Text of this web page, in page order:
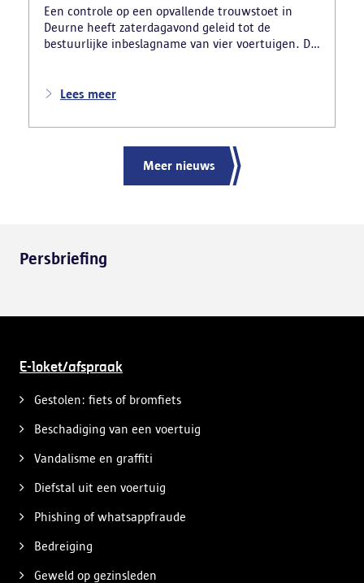
Een controle op een opvallende trouwstoet in
Deurne heeft zaterdagavond geleid tot de
bestuurlijke inbeslagname van vier voertuigen. De
nadat meerdere weggebruikers melding hadden
ernstige verkeershinder die dat als gevolg had.
Lees meer
Meer nieuws
Persbriefing
E-loket/afspraak
Gestolen: fiets of bromfiets
Beschadiging van een voertuig
Vandalisme en graffiti
Diefstal uit een voertuig
Phishing of whatsappfraude
Bedreiging
Geweld op gezinsleden